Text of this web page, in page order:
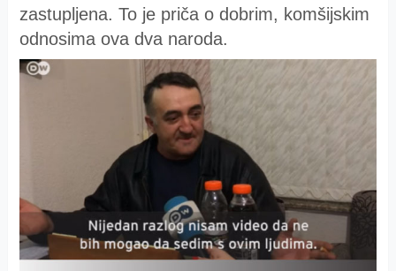
zastupljena. To je priča o dobrim, komšijskim
odnosima ova dva naroda.